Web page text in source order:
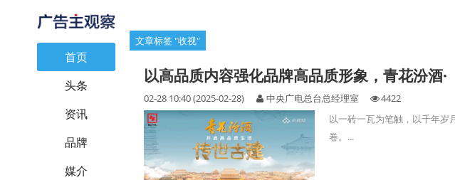
首页
头条
资讯
品牌
媒介
文章标签 "收视"
以高品质内容强化品牌高品质形象，青花汾酒
02-28 10:40 (2025-02-28) 中央广电总台总经理室
4422
以一砖一瓦为笔触，以千年岁
卷。...